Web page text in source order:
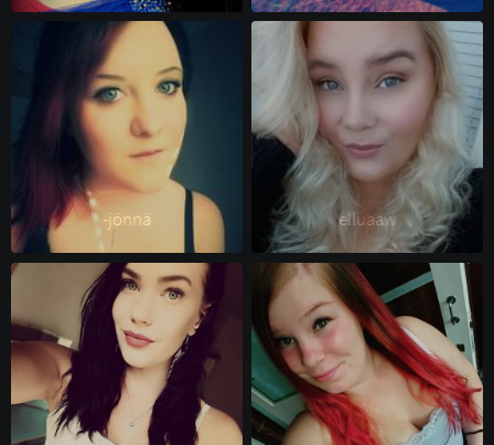
-jönnä elluaaw